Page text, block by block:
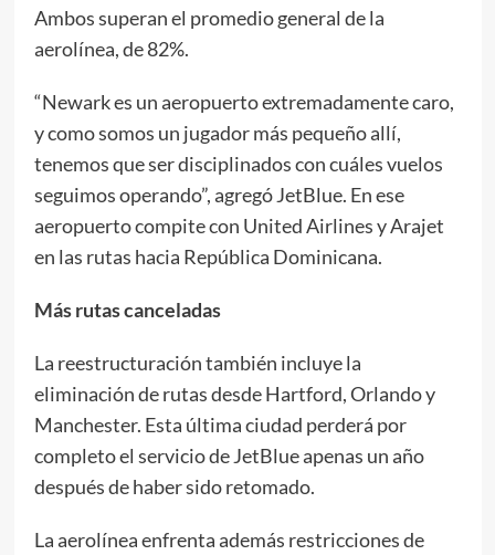
Ambos superan el promedio general de la
aerolínea, de 82%.
“Newark es un aeropuerto extremadamente caro,
y como somos un jugador más pequeño allí,
tenemos que ser disciplinados con cuáles vuelos
seguimos operando”, agregó JetBlue. En ese
aeropuerto compite con United Airlines y Arajet
en las rutas hacia República Dominicana.
Más rutas canceladas
La reestructuración también incluye la
eliminación de rutas desde Hartford, Orlando y
Manchester. Esta última ciudad perderá por
completo el servicio de JetBlue apenas un año
después de haber sido retomado.
La aerolínea enfrenta además restricciones de